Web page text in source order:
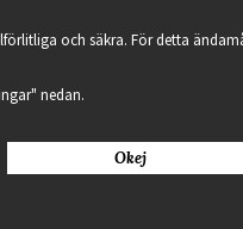
och säkra. För detta
nedan.
Okej